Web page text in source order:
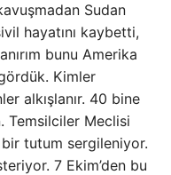
Sudan
hayatını kaybetti,
bunu Amerika
Kimler
alkışlanır. 40 bine
Temsilciler Meclisi
bir tutum sergileniyor.
7 Ekim’den bu